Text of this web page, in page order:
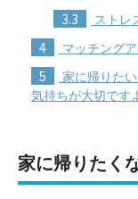
3.3 ストレ
4 マッチング
5
家に帰りた
気持ちが大切です
家に帰りたく